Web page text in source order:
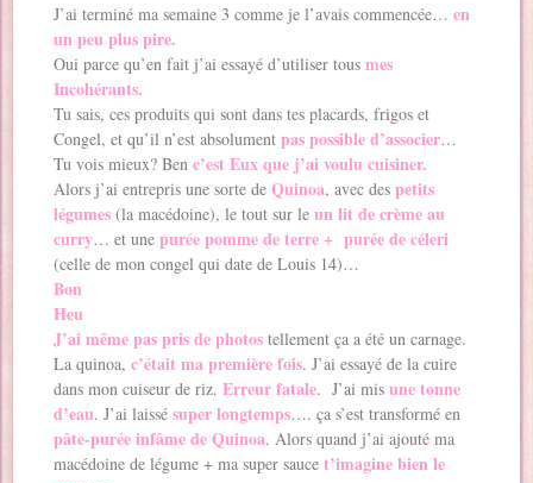
J’ai terminé ma semaine 3 comme je l’avais commencée…en
un peu plus pire.
Oui parce qu’en fait j’ai essayé d’utiliser tousmes
Incohérants.
Tu sais, ces produits qui sont dans tes placards, frigos et
Congel, et qu’il n’est absolumentpas possible d’associer…
Tu vois mieux? Benc’est Eux que j’ai voulu cuisiner.
Alors j’ai entrepris une sorte deQuinoa, avec despetits
légumes (la macédoine), le tout sur leun lit de crème au
curry… et unepurée pomme de terre + purée de céleri
(celle de mon congel qui date de Louis 14)…
Bon
Heu
J’ai même pas pris de photos tellement ça a été un carnage.
La quinoa,c’était ma première fois. J’ai essayé de la cuire
dans mon cuiseur de riz.Erreur fatale. J’ai misune tonne
d’eau. J’ai laissésuper longtemps…. ça s’est transformé en
pâte-purée infâme de Quinoa. Alors quand j’ai ajouté ma
macédoine de légume + ma super saucet’imagine bien le